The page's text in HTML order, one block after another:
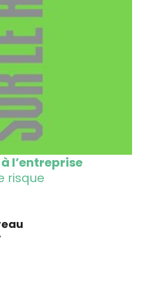
l’entreprise
risque